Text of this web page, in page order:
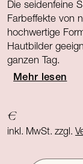
Die seidenfeine
Farbeffekte von
hochwertige
Hautbilder
ganzen Tag.
Mehr lesen
€
inkl. MwSt. zzgl.